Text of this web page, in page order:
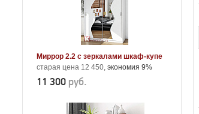
Миррор 2.2 с зеркалами шкаф-купе
старая цена 12 450, экономия 9%
11 300 руб.